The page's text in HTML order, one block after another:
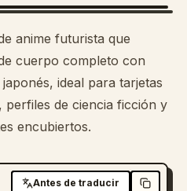
anime futurista que
cuerpo completo con
ideal para tarjetas
perfiles de ciencia ficción y
encubiertos.
Antes de traducir